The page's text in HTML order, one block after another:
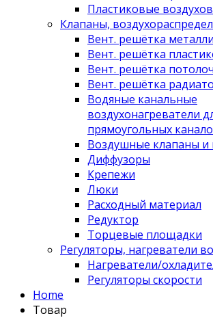
Пластиковые
Клапаны,
Вент. решётка
Вент. решётка
Вент. решётка
Вент. решётка
Водяные канальные
воздухонагреватели
прямоугольных
Воздушные клапаны
Диффузоры
Крепежи
Люки
Расходный материал
Редуктор
Торцевые площадки
Регуляторы, нагреватели
Нагреватели/
Регуляторы скорости
Home
Товар